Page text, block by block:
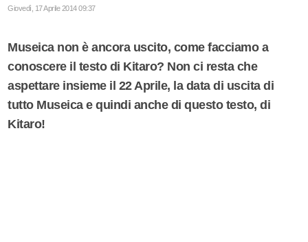
Giovedì, 17 Aprile 2014 09:37
Museica non è ancora uscito, come facciamo a
conoscere il testo di Kitaro? Non ci resta che
aspettare insieme il 22 Aprile, la data di uscita di
tutto Museica e quindi anche di questo testo, di
Kitaro!